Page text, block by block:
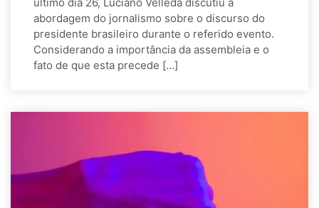
último dia 26, Luciano Velleda discutiu a
abordagem do jornalismo sobre o discurso do
presidente brasileiro durante o referido evento.
Considerando a importância da assembleia e o
fato de que esta precede […]